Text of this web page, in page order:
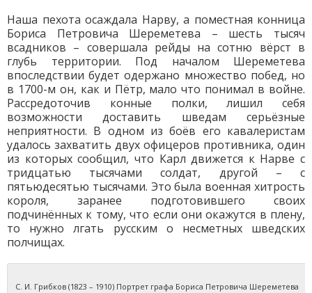
Наша пехота осаждала Нарву, а поместная конница
Бориса Петровича Шереметева – шесть тысяч
всадников – совершала рейды на сотню вёрст в
глубь территории. Под началом Шереметева
впоследствии будет одержано множество побед, но
в 1700-м он, как и Пётр, мало что понимал в войне.
Рассредоточив конные полки, лишил себя
возможности доставить шведам серьёзные
неприятности. В одном из боёв его кавалеристам
удалось захватить двух офицеров противника, один
из которых сообщил, что Карл движется к Нарве с
тридцатью тысячами солдат, другой – с
пятьюдесятью тысячами. Это была военная хитрость
короля, заранее подготовившего своих
подчинённых к тому, что если они окажутся в плену,
то нужно лгать русским о несметных шведских
полчищах.
С. И. Грибков (1823 – 1910) Портрет графа Бориса Петровича Шереметева